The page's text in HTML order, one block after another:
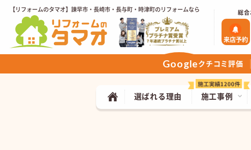
【リフォームのタマオ】諫早市・長崎市・長与町・時津町のリフォームなら 総
来店予約
施工事例
選ばれる理由
Googleクチコミ評価